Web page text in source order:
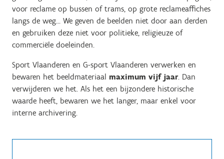
voor reclame op bussen of trams, op grote reclameaffiches
langs de weg... We geven de beelden niet door aan derden
en gebruiken deze niet voor politieke, religieuze of
commerciële doeleinden.
Sport Vlaanderen en G-sport Vlaanderen verwerken en
bewaren het beeldmateriaal maximum vijf jaar. Dan
verwijderen we het. Als het een bijzondere historische
waarde heeft, bewaren we het langer, maar enkel voor
interne archivering.